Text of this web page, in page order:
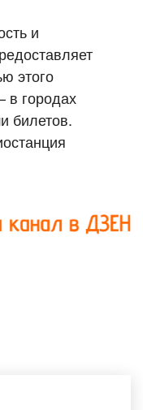
и
этого
в городах
билетов.